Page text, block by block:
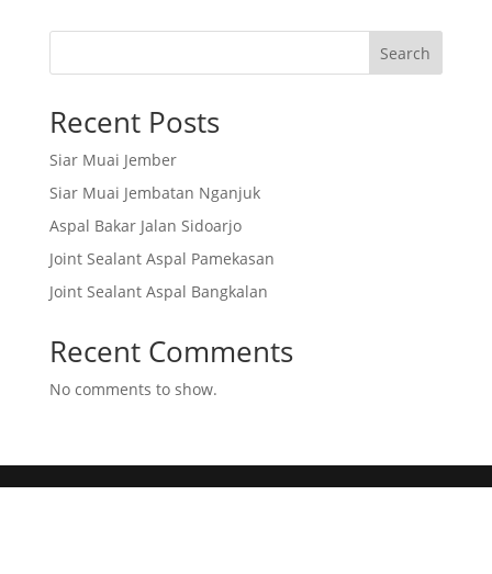
Search
Recent Posts
Siar Muai Jember
Siar Muai Jembatan Nganjuk
Aspal Bakar Jalan Sidoarjo
Joint Sealant Aspal Pamekasan
Joint Sealant Aspal Bangkalan
Recent Comments
No comments to show.